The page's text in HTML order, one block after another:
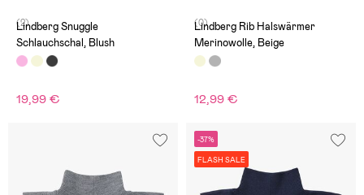
(2)
Lindberg Snuggle
Schlauchschal, Blush
19,99 €
(0)
Lindberg Rib Halswärmer
Merinowolle, Beige
12,99 €
-37%
FLASH SALE